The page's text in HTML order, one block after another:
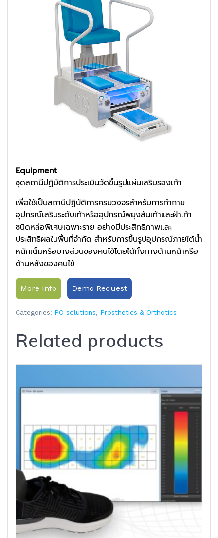
Equipment
ชุดสถานีปฏิบัติการประเมินวัดขึ้นรูปแผ่นเสริมรองเท้า
เพื่อใช้เป็นสถานีปฏิบัติการครบวงจรสำหรับการทำกาย
อุปกรณ์เสริมระดับเท้าหรืออุปกรณ์พยุงส้นเท้าและฝ่าเท้า
ชนิดหล่อพิเศษเฉพาะราย อย่างมีประสิทธิภาพและ
ประสิทธิผลในพื้นที่จำกัด สำหรับการขึ้นรูปอุปกรณ์ภายใต้น้ำ
หนักเต็มหรือบางส่วนของคนไข้โดยได้ทั้งทางด้านหน้าหรือ
ด้านหลังของคนไข้
More Info Demo Request
Categories: PO solutions, Prosthetics & Orthotics
Related products